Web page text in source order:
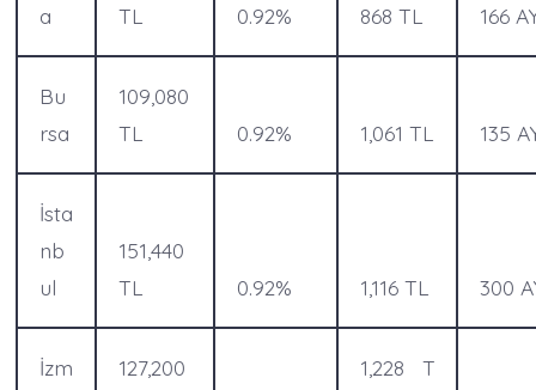
a
TL
0.92% 868 TL 166
Bu
rsa
109,080
TL
0.92% 1,061 TL 135
İsta
nb
ul
151,440
TL
0.92% 1,116 TL 300
İzm
127,200
1,228 T